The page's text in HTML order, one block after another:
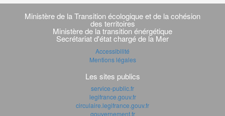
Navigation
transverse
Ministère de la Transition écologique et de la cohésion
des territoires
Ministère de la transition énérgétique
Secrétariat d'état chargé de la Mer
Accessibilité
Mentions légales
Les sites publics
service-public.fr
legifrance.gouv.fr
circulaire.legifrance.gouv.fr
gouvernement.fr